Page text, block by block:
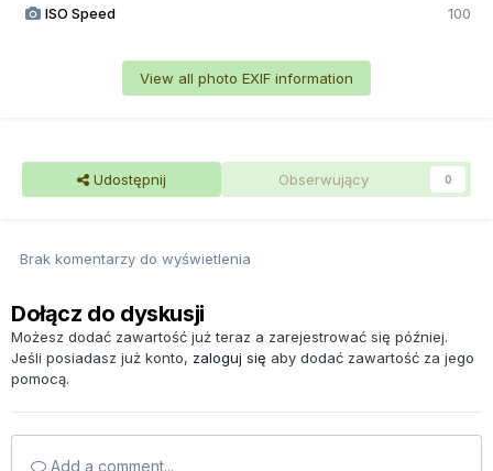
ISO Speed 100
View all photo EXIF information
Udostępnij Obserwujący 0
Brak komentarzy do wyświetlenia
Dołącz do dyskusji
Możesz dodać zawartość już teraz a zarejestrować się później.
Jeśli posiadasz już konto, zaloguj się aby dodać zawartość za jego
pomocą.
Add a comment...